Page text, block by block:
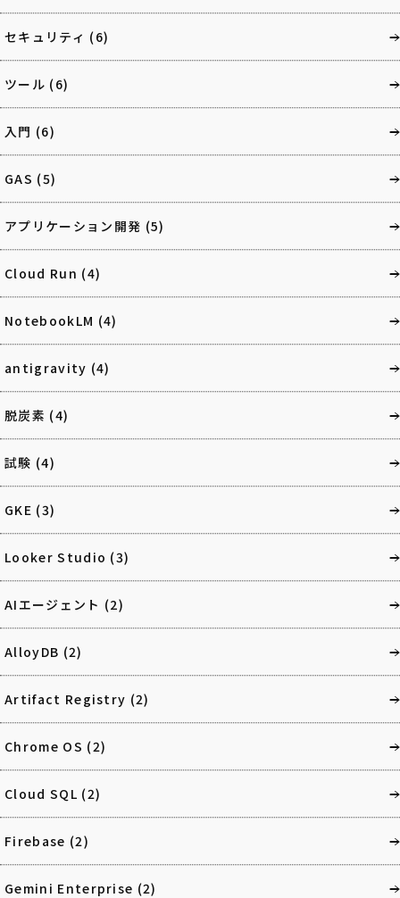
セキュリティ (6)
ツール (6)
入門 (6)
GAS (5)
アプリケーション開発 (5)
Cloud Run (4)
NotebookLM (4)
antigravity (4)
脱炭素 (4)
試験 (4)
GKE (3)
Looker Studio (3)
AIエージェント (2)
AlloyDB (2)
Artifact Registry (2)
Chrome OS (2)
Cloud SQL (2)
Firebase (2)
Gemini Enterprise (2)